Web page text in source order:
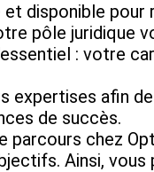
disponible pour
pôle juridique
: votre
expertises afin de
de succès.
parcours chez
Ainsi, vous